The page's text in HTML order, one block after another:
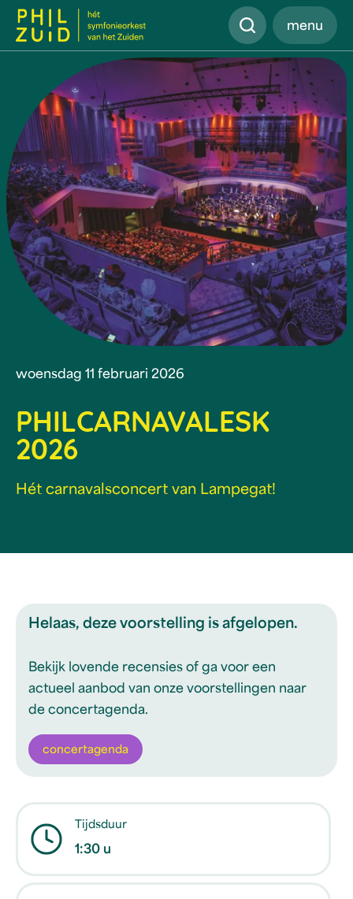
Zoeken
menu
PHILCARNAVALESK
2026
woensdag 11 februari 2026
Hét carnavalsconcert van Lampegat!
Tijdsduur
1:30 u
Helaas, deze voorstelling is afgelopen.
Bekijk lovende recensies of ga voor een
actueel aanbod van onze voorstellingen naar
de concertagenda.
concertagenda